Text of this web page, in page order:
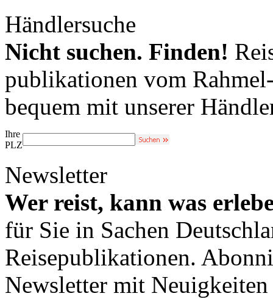
Händlersuche
Nicht suchen. Finden!
publikationen vom
bequem mit unserer
Ihre
PLZ
Newsletter
Wer reist, kann was
für Sie in Sachen
Reisepublikationen.
Newsletter mit